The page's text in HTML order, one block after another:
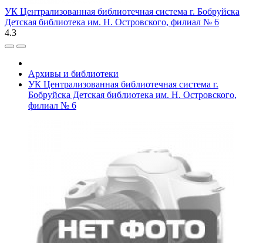
УК Централизованная библиотечная система г. Бобруйска
Детская библиотека им. Н. Островского, филиал № 6
4.3
Архивы и библиотеки
УК Централизованная библиотечная система г.
Бобруйска Детская библиотека им. Н. Островского,
филиал № 6